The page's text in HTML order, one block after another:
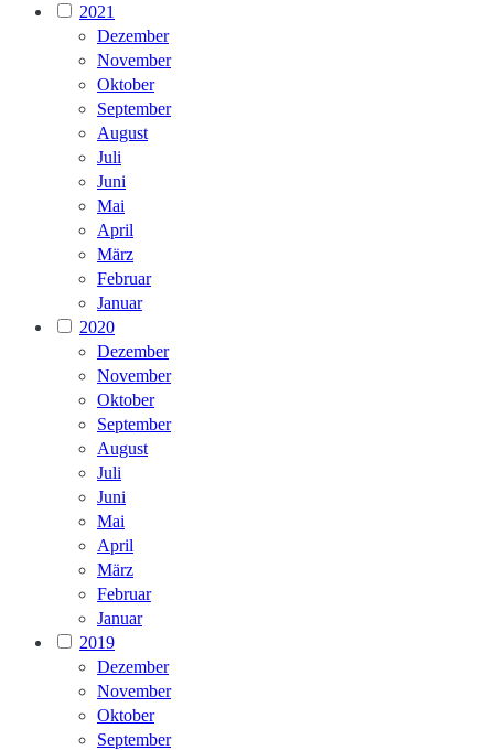
2021
Dezember
November
Oktober
September
August
Juli
Juni
Mai
April
März
Februar
Januar
2020
Dezember
November
Oktober
September
August
Juli
Juni
Mai
April
März
Februar
Januar
2019
Dezember
November
Oktober
September